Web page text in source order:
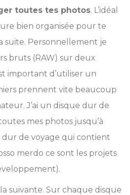
toutes tes photos. L’idéal
bien organisée pour te
suite. Personnellement je
bruts (RAW) sur deux
important d’utiliser un
prennent vite beaucoup
J’ai un disque dur de
mes photos jusqu’à
dur de voyage qui contient
merdo ce sont les projets
suivante. Sur chaque disque